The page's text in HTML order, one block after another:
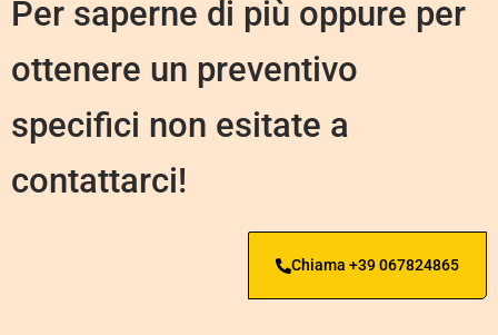
Per saperne di più oppure per
ottenere un preventivo
specifici non esitate a
contattarci!
Chiama +39 067824865